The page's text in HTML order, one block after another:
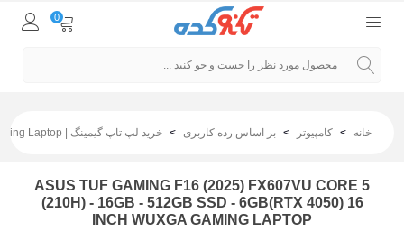
0
خانه > کامپیوتر > بر اساس رده کاربری > خرید لپ تاپ گیمینگ | Gaming Laptop
ASUS TUF GAMING F16 (2025) FX607VU CORE 5
(210H) - 16GB - 512GB SSD - 6GB(RTX 4050) 16
INCH WUXGA GAMING LAPTOP